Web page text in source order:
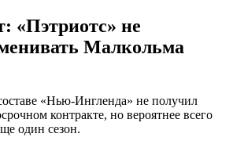
«Пэтриотс» не
Малкольма
«Нью-Ингленда» не получил
контракте, но вероятнее всего
один сезон.